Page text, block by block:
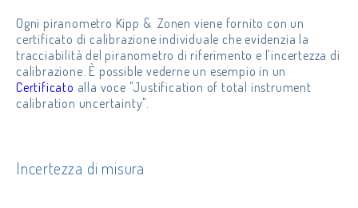
Ogni piranometro Kipp & Zonen viene fornito con un
certificato di calibrazione individuale che evidenzia la
tracciabilità del piranometro di riferimento e l'incertezza di
calibrazione. È possible vederne un esempio in un
Certificato alla voce "Justification of total instrument
calibration uncertainty".
Incertezza di misura